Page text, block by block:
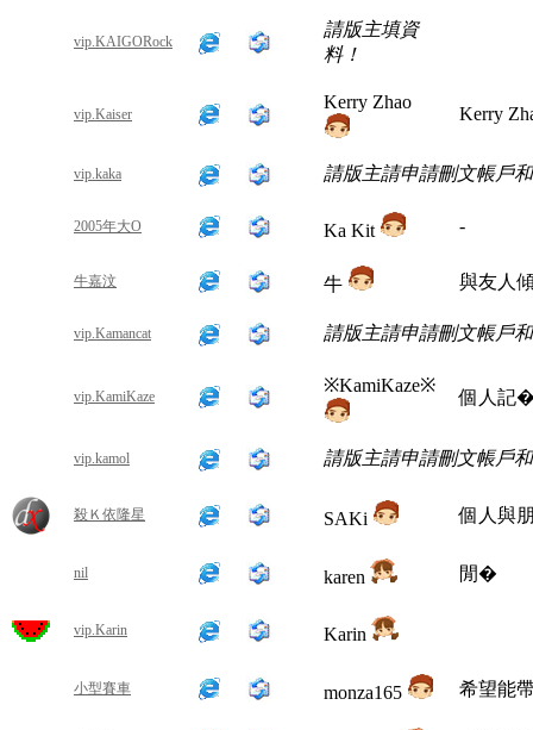
vip.KAIGORock
請版主填資
料！
vip.Kaiser
Kerry Zhao
Kerry
vip.kaka 請版主請申請刪文帳戶
2005年大O Ka Kit -
牛嘉汶 牛 與友人
vip.Kamancat 請版主請申請刪文帳戶
vip.KamiKaze
※KamiKaze※
個人記
vip.kamol 請版主請申請刪文帳戶
殺Ｋ依隆星 SAKi 個人與
nil karen 閒�
vip.Karin Karin
小型賽車 monza165 希望能